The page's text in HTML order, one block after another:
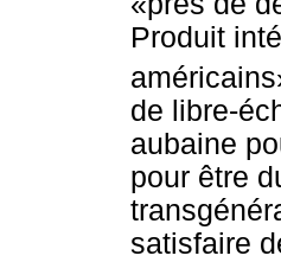
Produit
de libre-
aubaine
pour être
satisfaire